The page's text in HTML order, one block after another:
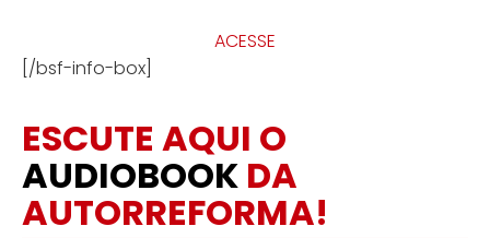
ACESSE
[/bsf-info-box]
ESCUTE AQUI O
AUDIOBOOK DA
AUTORREFORMA!